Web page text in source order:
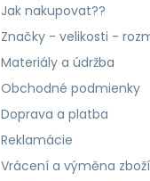
Jak nakupovat??
Značky - velikosti -
Materiály a údržba
Obchodné podmienky
Doprava a platba
Reklamácie
Vrácení a výměna zboží